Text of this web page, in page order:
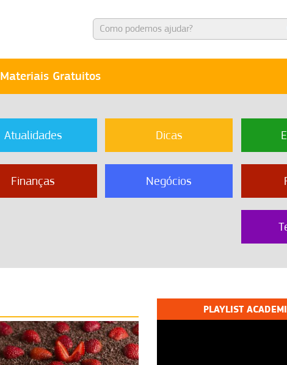
Materiais Gratuitos
Atualidades Dicas
Finanças Negócios
PLAYLIST